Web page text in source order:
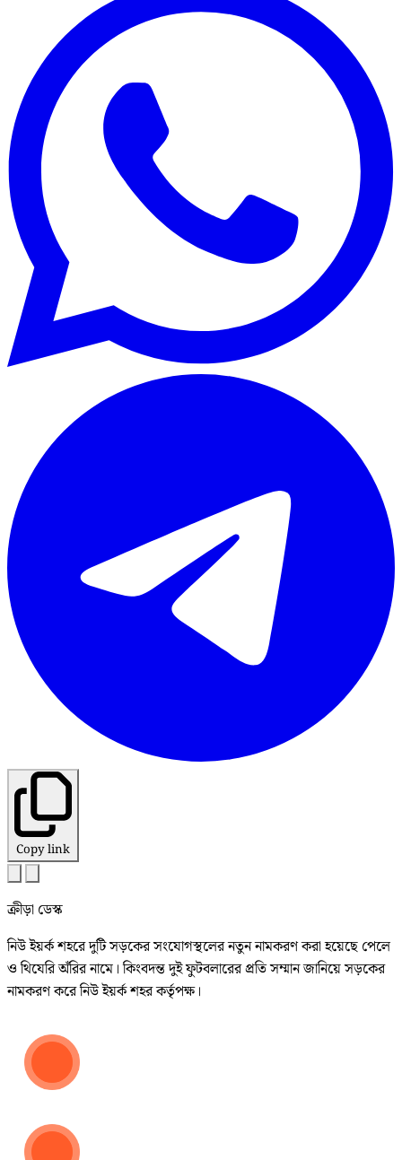
Copy link
ক্রীড়া ডেস্ক
নিউ ইয়র্ক শহরে দুটি সড়কের সংযোগস্থলের নতুন নামকরণ করা হয়েছে পেলে
ও থিযেরি অঁরির নামে। কিংবদন্ত দুই ফুটবলারের প্রতি সম্মান জানিয়ে সড়কের
নামকরণ করে নিউ ইয়র্ক শহর কর্তৃপক্ষ।